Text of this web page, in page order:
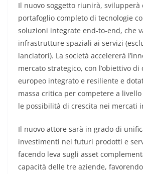
Il nuovo soggetto riunirà, svilupperà
portafoglio completo di tecnologie
soluzioni integrate end-to-end, che
infrastrutture spaziali ai servizi
lanciatori). La società accelererà
mercato strategico, con l’obiettivo
europeo integrato e resiliente e
massa critica per competere a
le possibilità di crescita nei mercati
Il nuovo attore sarà in grado di
investimenti nei futuri prodotti e
facendo leva sugli asset
capacità delle tre aziende,